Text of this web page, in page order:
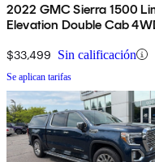
2022 GMC Sierra 1500
Elevation Double Cab
$33,499 Sin calificación
Se aplican tarifas